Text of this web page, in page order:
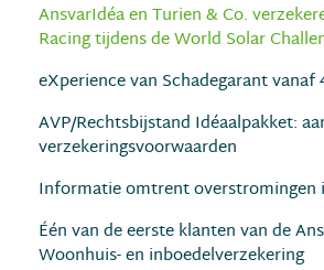
AnsvarIdéa en Turien & Co.
Racing tijdens de World Solar
eXperience van Schadegarant vanaf
AVP/Rechtsbijstand Idéaalpakket:
verzekeringsvoorwaarden
Informatie omtrent overstromingen
Één van de eerste klanten van de
Woonhuis- en inboedelverzekering